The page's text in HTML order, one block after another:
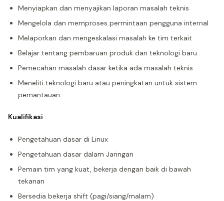
Menyiapkan dan menyajikan laporan masalah teknis
Mengelola dan memproses permintaan pengguna internal
Melaporkan dan mengeskalasi masalah ke tim terkait
Belajar tentang pembaruan produk dan teknologi baru
Pemecahan masalah dasar ketika ada masalah teknis
Meneliti teknologi baru atau peningkatan untuk sistem
pemantauan
Kualifikasi
Pengetahuan dasar di Linux
Pengetahuan dasar dalam Jaringan
Pemain tim yang kuat, bekerja dengan baik di bawah
tekanan
Bersedia bekerja shift (pagi/siang/malam)